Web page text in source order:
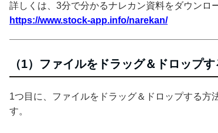
詳しくは、3分で分かるナレカン資料をダウンロ
https://www.stock-app.info/narekan/
（1）ファイルをドラッグ＆ドロップす
1つ目に、ファイルをドラッグ＆ドロップする方
す。